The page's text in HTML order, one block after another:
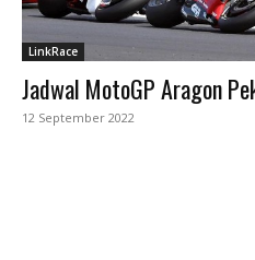
LinkRace
Jadwal MotoGP Aragon
12 September 2022